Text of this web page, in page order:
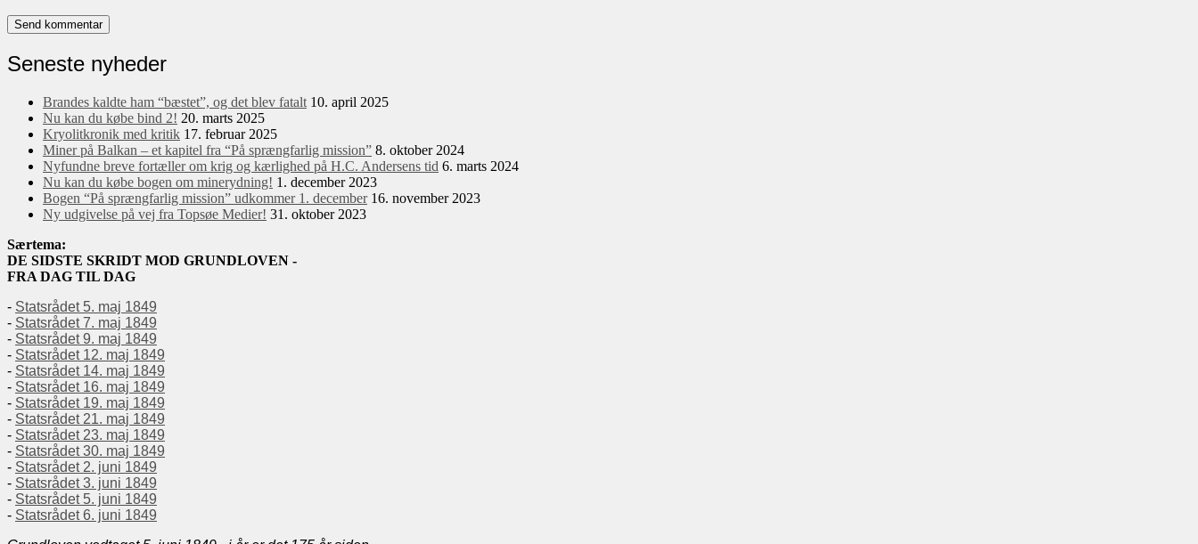
Seneste nyheder
Brandes kaldte ham “bæstet”, og det blev fatalt 10. april 2025
Nu kan du købe bind 2! 20. marts 2025
Kryolitkronik med kritik 17. februar 2025
Miner på Balkan – et kapitel fra “På sprængfarlig mission” 8. oktober 2024
Nyfundne breve fortæller om krig og kærlighed på H.C. Andersens tid 6. marts 2024
Nu kan du købe bogen om minerydning! 1. december 2023
Bogen “På sprængfarlig mission” udkommer 1. december 16. november 2023
Ny udgivelse på vej fra Topsøe Medier! 31. oktober 2023
Særtema:
DE SIDSTE SKRIDT MOD GRUNDLOVEN -
FRA DAG TIL DAG
- Statsrådet 5. maj 1849
- Statsrådet 7. maj 1849
- Statsrådet 9. maj 1849
- Statsrådet 12. maj 1849
- Statsrådet 14. maj 1849
- Statsrådet 16. maj 1849
- Statsrådet 19. maj 1849
- Statsrådet 21. maj 1849
- Statsrådet 23. maj 1849
- Statsrådet 30. maj 1849
- Statsrådet 2. juni 1849
- Statsrådet 3. juni 1849
- Statsrådet 5. juni 1849
- Statsrådet 6. juni 1849